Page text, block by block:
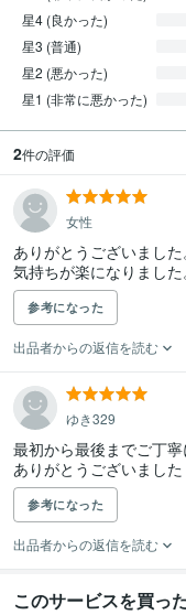
星4 (良かった)
星3 (普通)
星2 (悪かった)
星1 (非常に悪かった)
2件の評価
女性
ありがとうございました
気持ちが楽になりました
参考になった
出品者からの返信を読む
ゆき329
最初から最後までご丁寧
ありがとうございました
参考になった
出品者からの返信を読む
このサービスを買っ